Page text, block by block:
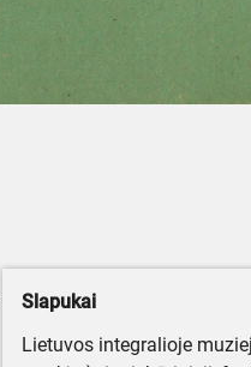
Slapukai
Lietuvos integralioje